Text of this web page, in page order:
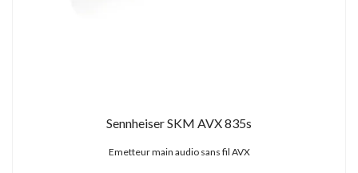
Sennheiser SKM AVX 835s
Emetteur main audio sans fil AVX